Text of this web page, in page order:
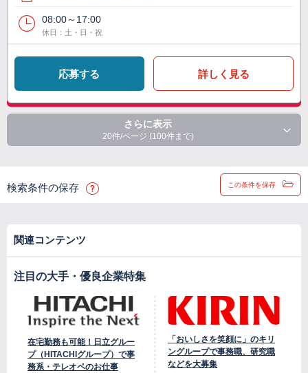
08:00～17:00
休日：土・日・祝
応募する 詳しく見る
さらに表示
20件/ページ (100件まで)
検索条件の保存 この条件を保存
関連コンテンツ
注目の大手・優良企業特集
在宅勤務も可能！日立グルー
プ（HITACHIグループ）で事
務系・テレオペのお仕事
「おいしさを笑顔に」のキリ
ングループで事務職、研究職
などを大募集